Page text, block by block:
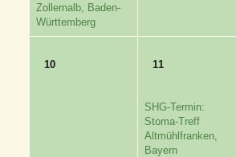
Zollernalb, Baden-
Württemberg
10 11
SHG-Termin:
Stoma-Treff
Altmühlfranken,
Bayern